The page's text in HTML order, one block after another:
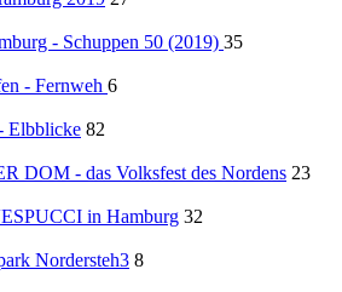
- Schuppen 50 (2019) 35
- Fernweh 6
Elbblicke 82
DOM - das Volksfest des Nordens 23
in Hamburg 32
Nordersteh3 8